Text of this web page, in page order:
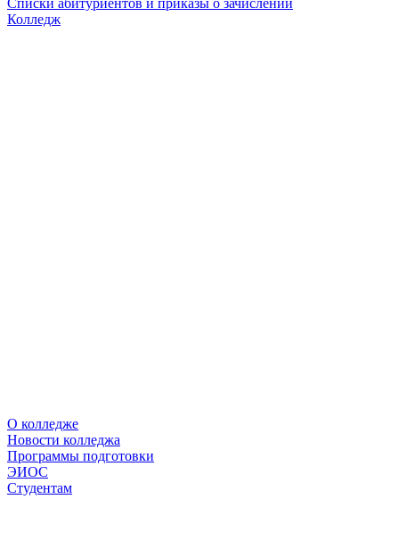
Списки абитуриентов и приказы о зачислении
Колледж
О колледже
Новости колледжа
Программы подготовки
ЭИОС
Студентам